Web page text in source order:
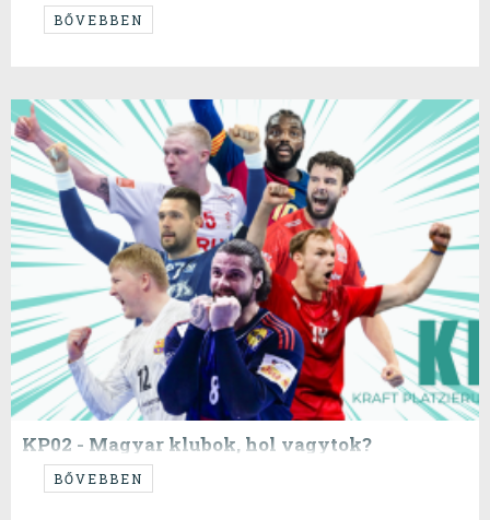
BŐVEBBEN
KP02 - Magyar klubok, hol vagytok?
---székely deszkások, szevasztok!
BŐVEBBEN